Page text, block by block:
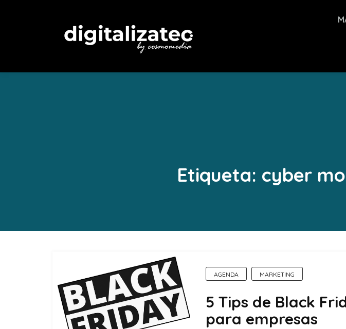
Etiqueta: cyber
AGENDA MARKETING
5 Tips de Black
para empresas